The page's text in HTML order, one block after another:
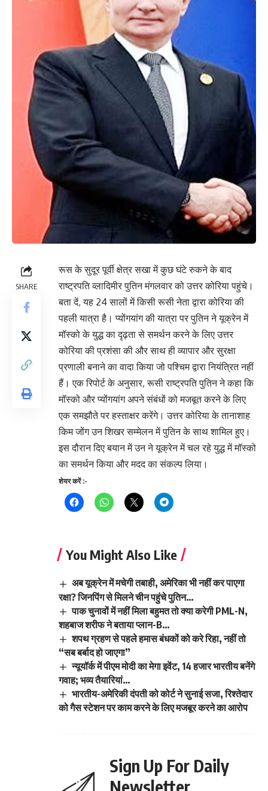
SHARE
रूस के सुदूर पूर्वी क्षेत्र सखा में कुछ घंटे रुकने के बाद
राष्ट्रपति व्लादिमीर पुतिन मंगलवार को उत्तर कोरिया पहुंचे।
बता दें, यह 24 सालों में किसी रूसी नेता द्वारा कोरिया की
पहली यात्रा है। प्योंगयांग की यात्रा पर पुतिन ने यूक्रेन में
मॉस्को के युद्ध का दृढ़ता से समर्थन करने के लिए उत्तर
कोरिया की प्रशंसा की और साथ ही व्यापार और सुरक्षा
प्रणाली बनाने का वादा किया जो पश्चिम द्वारा नियंत्रित नहीं
हैं। एक रिपोर्ट के अनुसार, रूसी राष्ट्रपति पुतिन ने कहा कि
मॉस्को और प्योंगयांग अपने संबंधों को मजबूत करने के लिए
एक समझौते पर हस्ताक्षर करेंगे। उत्तर कोरिया के तानाशाह
किम जोंग उन शिखर सम्मेलन में पुतिन के साथ शामिल हुए।
इस दौरान दिए बयान में उन ने यूक्रेन में चल रहे युद्ध में मॉस्को
का समर्थन किया और मदद का संकल्प लिया।
शेयर करें :-
You Might Also Like
अब यूक्रेन में मचेगी तबाही, अमेरिका भी नहीं कर पाएगा
रक्षा? जिनपिंग से मिलने चीन पहुंचे पुतिन…
पाक चुनावों में नहीं मिला बहुमत तो क्या करेगी PML-N,
शहबाज शरीफ ने बताया प्लान-B…
शपथ ग्रहण से पहले हमास बंधकों को करे रिहा, नहीं तो
“सब बर्बाद हो जाएगा”
न्यूयॉर्क में पीएम मोदी का मेगा इवेंट, 14 हजार भारतीय बनेंगे
गवाह; भव्य तैयारियां…
भारतीय-अमेरिकी दंपती को कोर्ट ने सुनाई सजा, रिश्तेदार
को गैस स्टेशन पर काम करने के लिए मजबूर करने का आरोप
Sign Up For Daily
Newsletter